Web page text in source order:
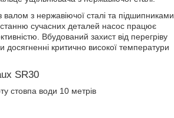
з нержавіючої сталі та підшипниками
сучасних деталей насос працює
Вбудований захист від перегріву
критично високої температури
SR30
стовпа води 10 метрів